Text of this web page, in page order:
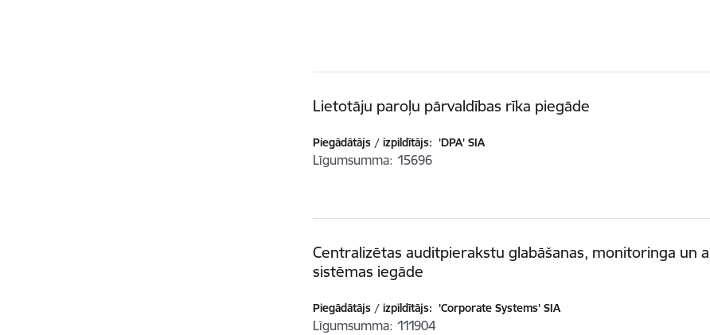
Lietotāju paroļu pārvaldības rīka piegāde
Piegādātājs / izpildītājs: 'DPA' SIA
Līgumsumma 15696
Centralizētas auditpierakstu glabāšanas, monitoringa un
sistēmas iegāde
Piegādātājs / izpildītājs: 'Corporate Systems' SIA
Līgumsumma 111904